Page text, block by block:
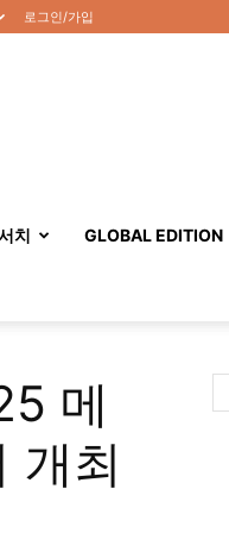
로그인/가입
치 GLOBAL EDITION
메
개최